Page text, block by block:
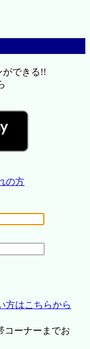
ができる!!
の方
方はこちらから
コーナーまでお